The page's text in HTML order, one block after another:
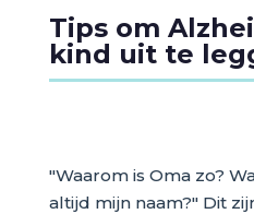
Tips om
kind uit te
"Waarom is Oma zo?
altijd mijn naam?" Dit